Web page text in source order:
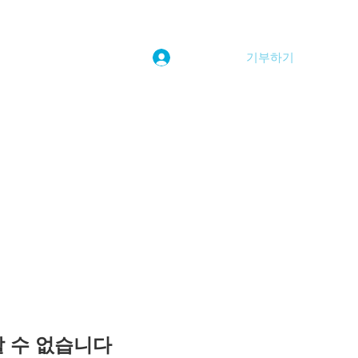
기부하기
수 없습니다